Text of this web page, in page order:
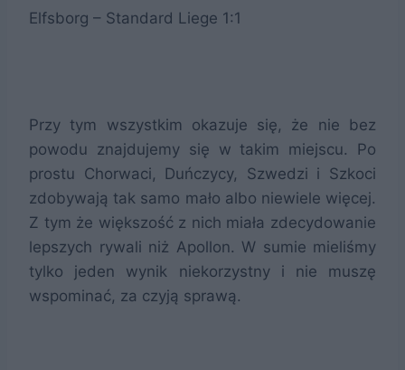
Elfsborg – Standard Liege 1:1
Przy tym wszystkim okazuje się, że nie bez
powodu znajdujemy się w takim miejscu. Po
prostu Chorwaci, Duńczycy, Szwedzi i Szkoci
zdobywają tak samo mało albo niewiele więcej.
Z tym że większość z nich miała zdecydowanie
lepszych rywali niż Apollon. W sumie mieliśmy
tylko jeden wynik niekorzystny i nie muszę
wspominać, za czyją sprawą.